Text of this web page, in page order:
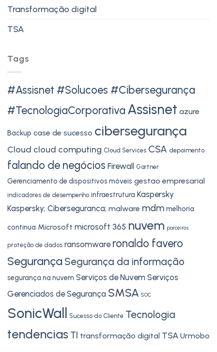
Transformação digital
TSA
Tags
#Assisnet #Solucoes #Cibersegurança
#TecnologiaCorporativa Assisnet azure
Backup case de sucesso cibersegurança
Cloud cloud computing Cloud Services CSA depoimento
falando de negócios Firewall Gartner
Gerenciamento de dispositivos móveis gestao empresarial
indicadores de desempenho infraestrutura Kaspersky
Kaspersky; Ciberseguranca; malware mdm melhoria
continua Microsoft microsoft 365 nuvem parceiros
proteção de dados ransomware ronaldo favero
Segurança Segurança da informação
segurança na nuvem Serviços de Nuvem Serviços
Gerenciados de Segurança SMSA SOC
SonicWall Sucesso do Cliente Tecnologia
tendencias TI transformação digital TSA Urmobo